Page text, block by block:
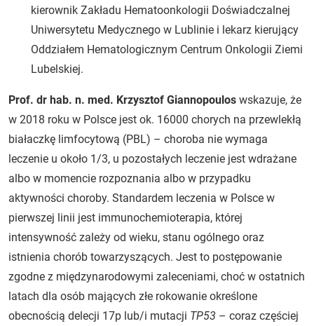
kierownik Zakładu Hematoonkologii Doświadczalnej
Uniwersytetu Medycznego w Lublinie i lekarz kierujący
Oddziałem Hematologicznym Centrum Onkologii Ziemi
Lubelskiej.
Prof. dr hab. n. med. Krzysztof Giannopoulos wskazuje, że
w 2018 roku w Polsce jest ok. 16000 chorych na przewlekłą
białaczkę limfocytową (PBL) – choroba nie wymaga
leczenie u około 1/3, u pozostałych leczenie jest wdrażane
albo w momencie rozpoznania albo w przypadku
aktywności choroby. Standardem leczenia w Polsce w
pierwszej linii jest immunochemioterapia, której
intensywność zależy od wieku, stanu ogólnego oraz
istnienia chorób towarzyszących. Jest to postępowanie
zgodne z międzynarodowymi zaleceniami, choć w ostatnich
latach dla osób mających złe rokowanie określone
obecnością delecji 17p lub/i mutacji TP53 – coraz częściej